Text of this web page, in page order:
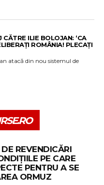
ILIE BOLOJAN: ‘CA
ROMÂNIA! PLECAȚI
atacă din nou sistemul de
REVENDICĂRI
PE CARE
PENTRU A SE
ORMUZ